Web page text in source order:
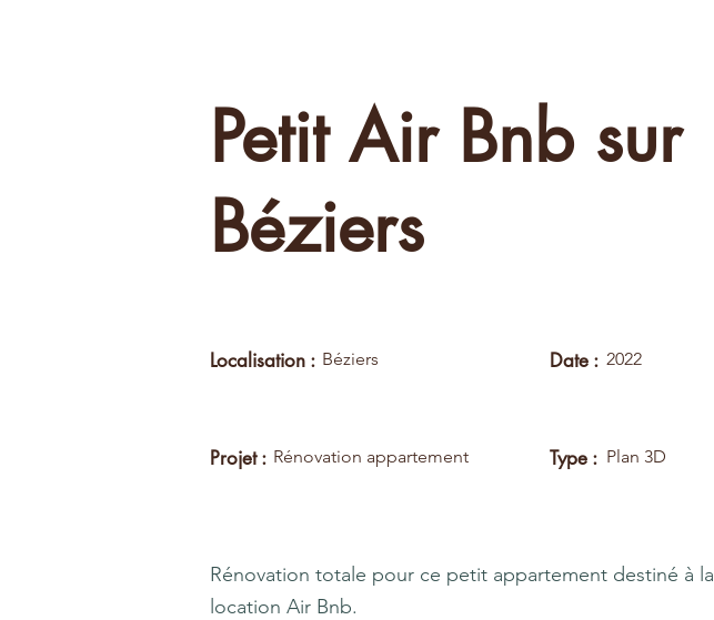
Petit Air Bnb sur
Béziers
Localisation : Béziers Date : 2022
Projet : Rénovation appartement Type : Plan 3D
Rénovation totale pour ce petit appartement destiné à la
location Air Bnb.